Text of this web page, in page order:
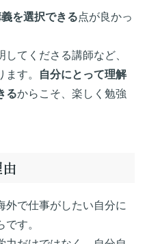
を選択できる点が良かっ
てくださる講師など、
す。
自分にとって理解
るからこそ、楽しく勉強
外で仕事がしたい自分に
す。